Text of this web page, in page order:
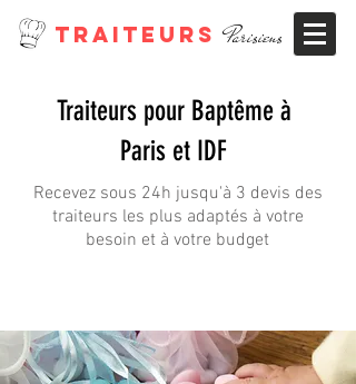
TRAITEURSParisiens
Traiteurs pour Baptême à
Paris et IDF
Recevez sous 24h jusqu'à 3 devis des
traiteurs les plus adaptés à votre
besoin et à votre budget